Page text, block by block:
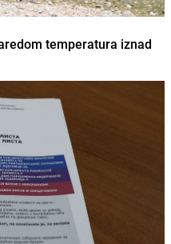
temperatura iznad